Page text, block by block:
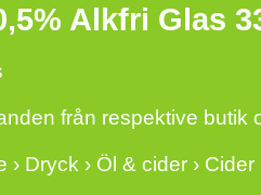
Alkfri Glas
från respektive butik
Dryck › Öl & cider › Cider